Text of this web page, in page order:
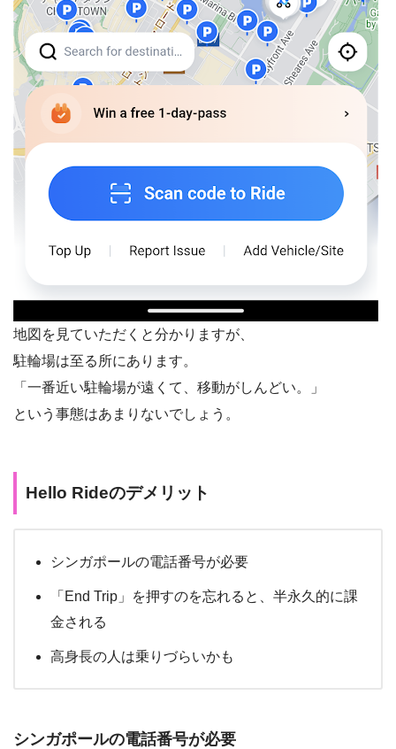
地図を見ていただくと分かりますが、
駐輪場は至る所にあります。
「一番近い駐輪場が遠くて、移動がしんどい。」
という事態はあまりないでしょう。
Hello Rideのデメリット
シンガポールの電話番号が必要
「End Trip」を押すのを忘れると、半永久的に課
金される
高身長の人は乗りづらいかも
シンガポールの電話番号が必要